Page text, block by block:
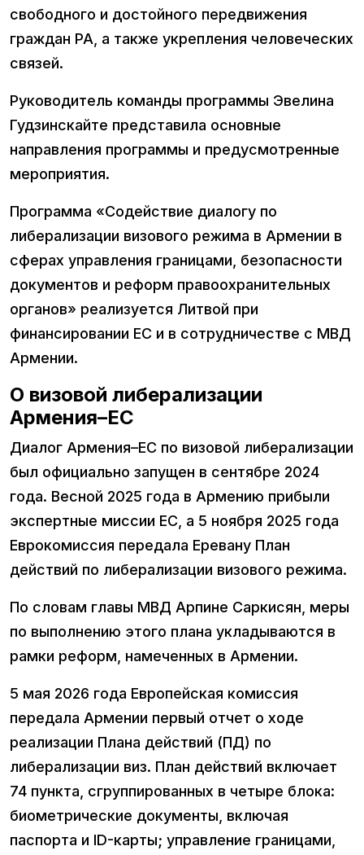
свободного и достойного передвижения
граждан РА, а также укрепления человеческих
связей.
Руководитель команды программы Эвелина
Гудзинскайте представила основные
направления программы и предусмотренные
мероприятия.
Программа «Содействие диалогу по
либерализации визового режима в Армении в
сферах управления границами, безопасности
документов и реформ правоохранительных
органов» реализуется Литвой при
финансировании ЕС и в сотрудничестве с МВД
Армении.
О визовой либерализации
Армения–ЕС
Диалог Армения–ЕС по визовой либерализации
был официально запущен в сентябре 2024
года. Весной 2025 года в Армению прибыли
экспертные миссии ЕС, а 5 ноября 2025 года
Еврокомиссия передала Еревану План
действий по либерализации визового режима.
По словам главы МВД Арпине Саркисян, меры
по выполнению этого плана укладываются в
рамки реформ, намеченных в Армении.
5 мая 2026 года Европейская комиссия
передала Армении первый отчет о ходе
реализации Плана действий (ПД) по
либерализации виз. План действий включает
74 пункта, сгруппированных в четыре блока:
биометрические документы, включая
паспорта и ID-карты; управление границами,